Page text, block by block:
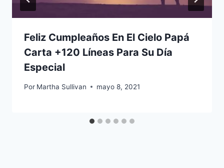
Feliz Cumpleaños En El Cielo Papá
Carta +120 Líneas Para Su Día
Especial
Por Martha Sullivan mayo 8, 2021